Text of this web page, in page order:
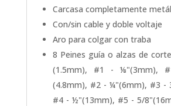
Carcasa completamente
Con/sin cable y doble voltaje
Aro para colgar con traba
8 Peines guía o alzas de
(1.5mm), #1 - ⅛"(3mm),
(4.8mm), #2 - ¼"(6mm), #3 -
#4 - ½"(13mm), #5 - 5/